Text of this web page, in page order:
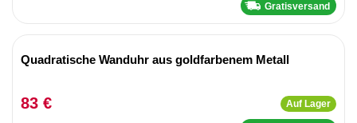
Gratisversand
Quadratische Wanduhr aus goldfarbenem Metall
83 € Auf Lager